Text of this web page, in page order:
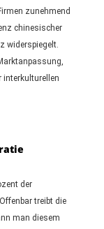
zunehmend
chinesischer
widerspiegelt.
interkulturellen
der
treibt die
man diesem